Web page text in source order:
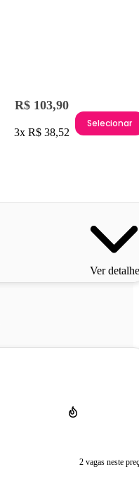
R$ 103,90
3x R$ 38,52
Selecionar
Ver
2 vagas neste